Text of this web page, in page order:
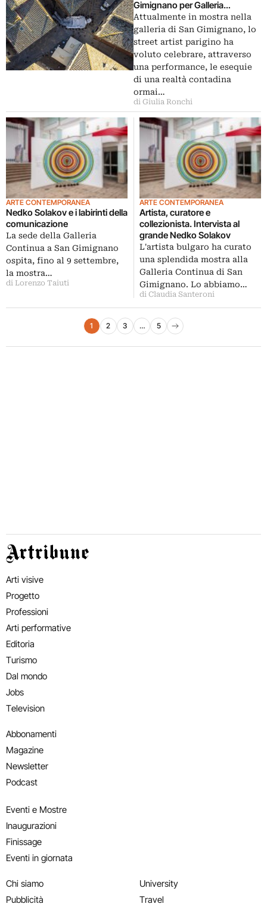
Gimignano per Galleria
Continua
Attualmente in mostra nella
galleria di San Gimignano, lo
street artist parigino ha
voluto celebrare, attraverso
una performance, le esequie
di una realtà contadina
ormai…
di Giulia Ronchi
ARTE CONTEMPORANEA
Nedko Solakov e i labirinti della
comunicazione
La sede della Galleria
Continua a San Gimignano
ospita, fino al 9 settembre,
la mostra…
di Lorenzo Taiuti
ARTE CONTEMPORANEA
Artista, curatore e
collezionista. Intervista al
grande Nedko Solakov
L'artista bulgaro ha curato
una splendida mostra alla
Galleria Continua di San
Gimignano. Lo abbiamo…
di Claudia Santeroni
Paginazione degli articoli
1 2 3 … 5
Pagina successiva
Artribune
Arti visive
Progetto
Professioni
Arti performative
Editoria
Turismo
Dal mondo
Jobs
Television
Abbonamenti
Magazine
Newsletter
Podcast
Eventi e Mostre
Inaugurazioni
Finissage
Eventi in giornata
Chi siamo
Pubblicità
University
Travel